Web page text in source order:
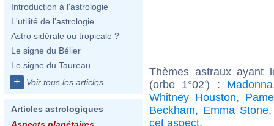
Introduction à l'astrologie
L'utilité de l'astrologie
Astro sidérale ou tropicale ?
Le signe du Bélier
Le signe du Taureau
+ Voir tous les articles
Articles astrologiques
Thèmes astraux ayant
(orbe 1°02') : Madonna
Whitney Houston,
Beckham, Emma Stone
cet aspect.